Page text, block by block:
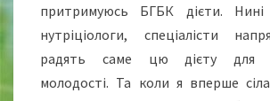
Е
Н
Н
Я
притримуюсь БГБК дієти. Нині
нутріціологи, спеціалісти
радять саме цю дієту для
молодості. Та коли я вперше